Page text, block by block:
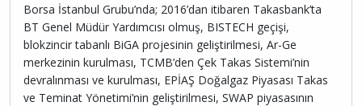
Borsa İstanbul Grubu’nda; 2016’dan itibaren Takasbank’ta
BT Genel Müdür Yardımcısı olmuş, BISTECH geçişi,
blokzincir tabanlı BiGA projesinin geliştirilmesi, Ar-Ge
merkezinin kurulması, TCMB’den Çek Takas Sistemi’nin
devralınması ve kurulması, EPİAŞ Doğalgaz Piyasası Takas
ve Teminat Yönetimi’nin geliştirilmesi, SWAP piyasasının